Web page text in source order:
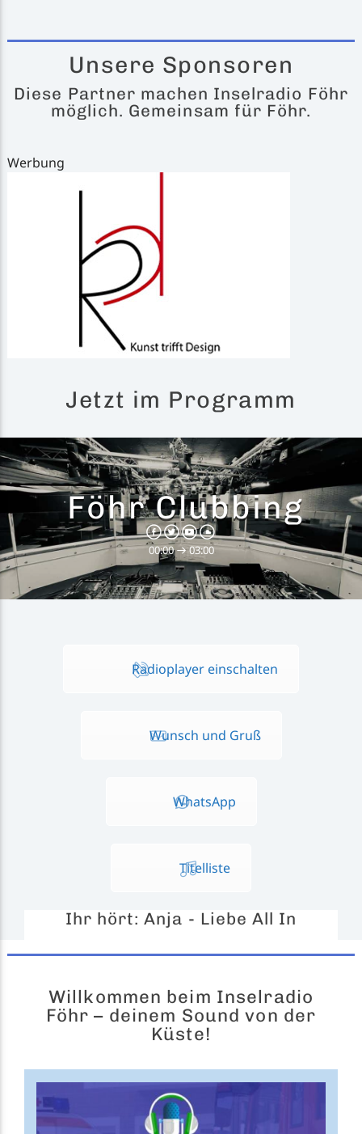
Unsere Sponsoren
Diese Partner machen Inselradio Föhr
möglich. Gemeinsam für Föhr.
Werbung
Jetzt im Programm
Föhr Clubbing
00:00 03:00
Radioplayer einschalten
Wunsch und Gruß
WhatsApp
Titelliste
Ihr hört:Anja - Liebe All In
Willkommen beim Inselradio
Föhr – deinem Sound von der
Küste!